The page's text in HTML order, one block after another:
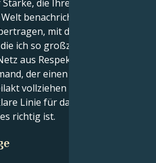
die Ihre Sphären
benachrichtigt. Ihnen
mit der immensen
ich so großzügig in mir
aus Respekt und Vertrauen
der einen sehr komplexen
vollziehen kann, während
Linie für das ziehen, von
richtig ist.